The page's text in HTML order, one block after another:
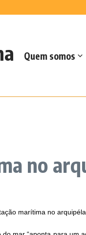
da memória da Regata da
sementes de milho e sorgo
Quem somos
no
marítima no